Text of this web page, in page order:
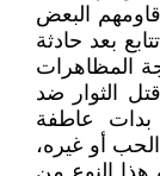
البعض
بعد حادثة
2011، وفي موجة المظاهرات
الثوار ضد
بدات عاطفة
أو غيره،